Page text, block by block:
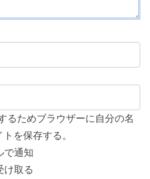
るためブラウザーに自分の名
を保存する。
で通知
け取る